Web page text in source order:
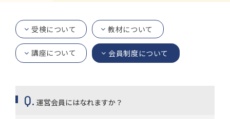
受検について 教材について
講座について 会員制度について
運営会員にはなれますか？